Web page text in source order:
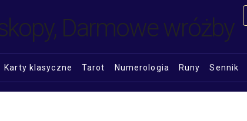
Karty klasyczne Tarot Numerologia Runy Sennik